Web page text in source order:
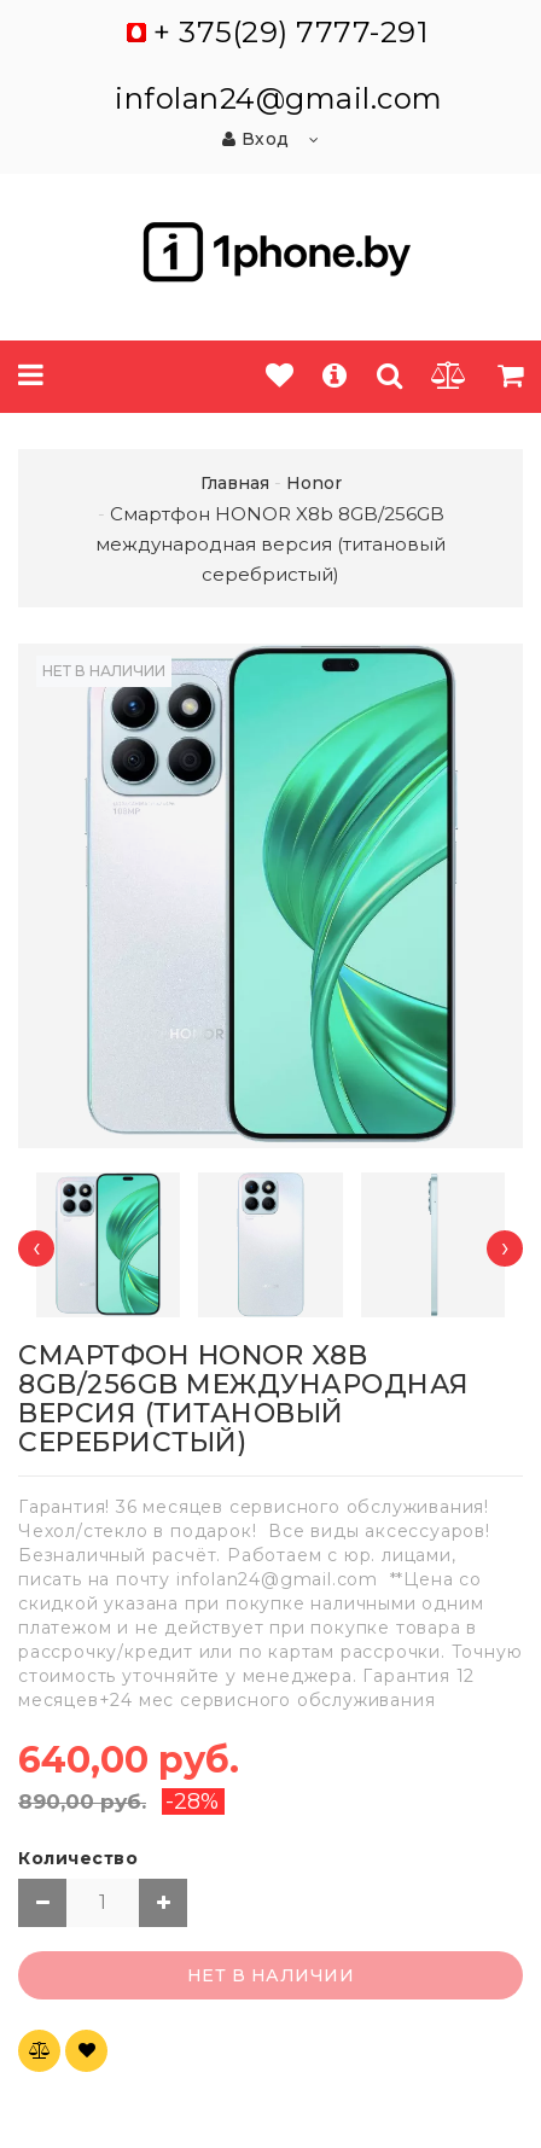
+ 375(29) 7777-291
infolan24@gmail.com
Вход
Главная Honor
Смартфон HONOR X8b 8GB/256GB
международная версия (титановый
серебристый)
НЕТ В НАЛИЧИИ
‹ ›
СМАРТФОН HONOR X8B
8GB/256GB МЕЖДУНАРОДНАЯ
ВЕРСИЯ (ТИТАНОВЫЙ
СЕРЕБРИСТЫЙ)
Гарантия! 36 месяцев сервисного обслуживания!
Чехол/стекло в подарок! Все виды аксессуаров!
Безналичный расчёт. Работаем с юр. лицами,
писать на почту infolan24@gmail.com **Цена со
скидкой указана при покупке наличными одним
платежом и не действует при покупке товара в
рассрочку/кредит или по картам рассрочки. Точную
стоимость уточняйте у менеджера. Гарантия 12
месяцев+24 мес сервисного обслуживания
640,00 руб.
890,00 руб. -28%
Количество
НЕТ В НАЛИЧИИ